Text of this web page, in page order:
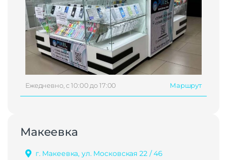
Ежедневно, с 10:00 до 17:00 Маршрут
Макеевка
г. Макеевка, ул. Московская 22 / 46